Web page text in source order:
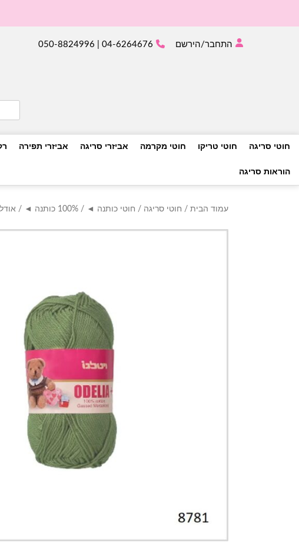
for:
התחבר/הירשם 04-6264676 | 050-8824996
חוטי סריגה חוטי טריקו חוטי מקרמה אביזרי סריגה אביזרי תפירה
הוראות סריגה
עמוד הבית / חוטי סריגה / חוטי כותנה ◄ / 100% כותנה ◄ /